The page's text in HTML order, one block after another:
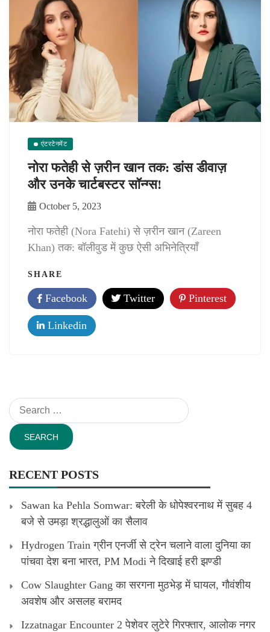
एंटरटेनमेंट
नोरा फतेही से ज़रीन खान तक: डांस डीवाज़
और उनके चार्टबस्टर सॉन्ग्स!
October 5, 2023
नोरा फतेही (Nora Fatehi) से ज़रीन खान (Zareen
Khan) तक: बॉलीवुड में कुछ ऐसी अभिनेत्रियाँ
SHARE
Facebook Twitter Pinterest
Linkedin
Search
for:
RECENT POSTS
Sawan ka Pehla Somwar: बरेली के धोपेश्वरनाथ में सुबह 4
बजे से उमड़ा श्रद्धालुओं का सैलाव
Hydrogen Train ग्रीन एनर्जी से ट्रेन चलाने वाला दुनिया का
पांचवा देश बना भारत, PM Modi ने दिखाई हरी झण्डी
Cow Slaughter Gang का सरगना मुठभेड़ में घायल, गौवंशीय
अवशेष और असलह बरामद
Izzatnagar Encounter 2 पेशेवर लुटेरे गिरफ्तार, आलोक नगर